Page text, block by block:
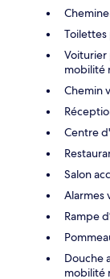
Toilettes
Voiturier
mobilité
Chemin
Centre
Salon
Alarmes
Rampe
Douche
mobilité